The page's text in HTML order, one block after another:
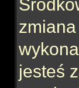
jesteś